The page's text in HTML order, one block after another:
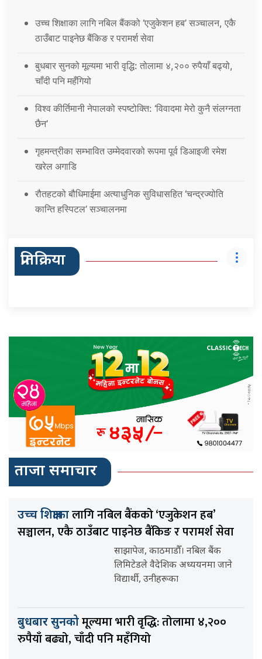
उच्च शिक्षाका लागि नबिल बैंकको ‘एजुकेशन हब’ सञ्चालन, एकै
ठाउँबाट पाइनेछ बैंकिङ र परामर्श सेवा
बुधबार सुनको मूल्यमा भारी वृद्धि: तोलामा ४,२०० रुपैयाँ बढ्यो,
चाँदी पनि महँगियो
विश्व कीर्तिमानी नेपालको स्पष्टोक्ति: ‘विवादमा मेरो कुनै संलग्नता
छैन’
गृहमन्त्रीका सम्भावित उम्मेदवारको रूपमा पूर्व डिआइजी रमेश
खरेल अगाडि
रौतहटको बौधिमाईमा अत्याधुनिक सुविधासहित ‘चन्द्रज्योति
कान्ति हस्पिटल’ सञ्चालनमा
प्रतिक्रिया
ताजा समाचार
उच्च शिक्षाकालागि नबिल बैंकको ‘एजुकेशन हब’
सञ्चालन, एकै ठाउँबाट पाइनेछ बैंकिङ र परामर्श सेवा
साझापेज, काठमाडौँ। नबिल बैंक
लिमिटेडले वैदेशिक अध्ययनमा जाने
विद्यार्थी, उनीहरूका
बुधबार सुनकोमूल्यमा भारी वृद्धि: तोलामा ४,२००
रुपैयाँ बढ्यो, चाँदी पनि महँगियो